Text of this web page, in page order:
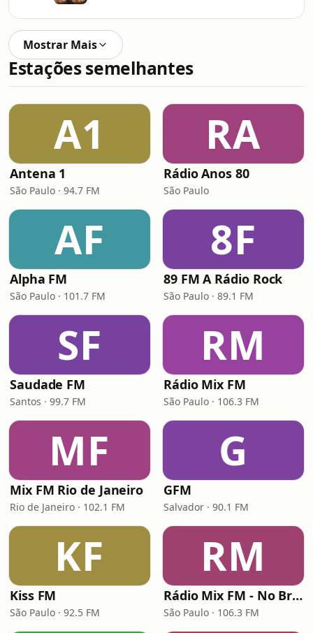
Mostrar Mais
Estações semelhantes
A1
Antena 1
São Paulo · 94.7 FM
RA
Rádio Anos 80
São Paulo
AF
Alpha FM
São Paulo · 101.7 FM
8F
89 FM A Rádio Rock
São Paulo · 89.1 FM
SF
Saudade FM
Santos · 99.7 FM
RM
Rádio Mix FM
São Paulo · 106.3 FM
MF
Mix FM Rio de Janeiro
Rio de Janeiro · 102.1 FM
G
GFM
Salvador · 90.1 FM
KF
Kiss FM
São Paulo · 92.5 FM
RM
Rádio Mix FM - No Break
São Paulo · 106.3 FM